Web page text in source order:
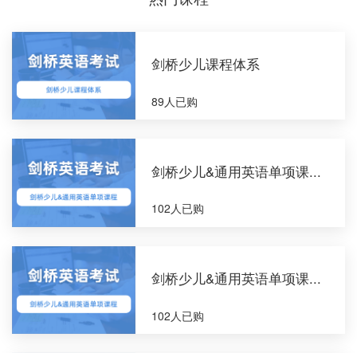
剑桥少儿课程体系
89人已购
剑桥少儿&通用英语单项课...
102人已购
剑桥少儿&通用英语单项课...
102人已购